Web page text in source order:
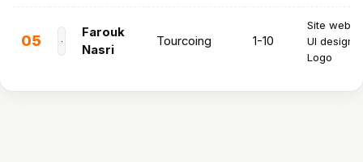
05
Farouk
Nasri
Tourcoing 1-10
Site web ·
UI design ·
Logo